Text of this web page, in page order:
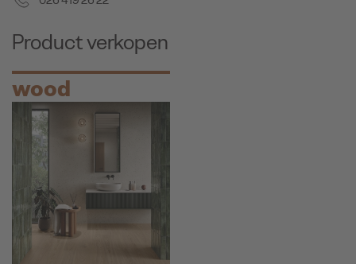
Product verkopen
wood